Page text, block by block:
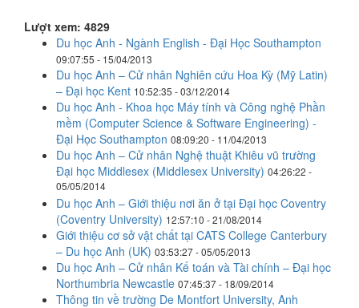
Lượt xem: 4829
Du học Anh - Ngành English - Đại Học Southampton
09:07:55 - 15/04/2013
Du học Anh – Cử nhân Nghiên cứu Hoa Kỳ (Mỹ Latin)
– Đại học Kent 10:52:35 - 03/12/2014
Du học Anh - Khoa học Máy tính và Công nghệ Phần
mềm (Computer Science & Software Engineering) -
Đại Học Southampton 08:09:20 - 11/04/2013
Du học Anh – Cử nhân Nghệ thuật Khiêu vũ trường
Đại học Middlesex (Middlesex University) 04:26:22 -
05/05/2014
Du học Anh – Giới thiệu nơi ăn ở tại Đại học Coventry
(Coventry University) 12:57:10 - 21/08/2014
Giới thiệu cơ sở vật chất tại CATS College Canterbury
– Du học Anh (UK) 03:53:27 - 05/05/2013
Du học Anh – Cử nhân Kế toán và Tài chính – Đại học
Northumbria Newcastle 07:45:37 - 18/09/2014
Thông tin về trường De Montfort University, Anh